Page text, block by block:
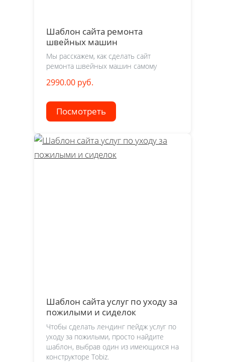
Шаблон сайта ремонта
швейных машин
Мы расскажем, как сделать сайт
ремонта швейных машин самому
2990.00 руб.
Посмотреть
Шаблон сайта услуг по уходу за
пожилыми и сиделок
Чтобы сделать лендинг пейдж услуг по
уходу за пожилыми, просто найдите
шаблон, выбрав один из имеющихся на
конструкторе Tobiz.